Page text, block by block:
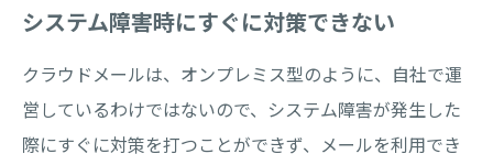
システム障害時にすぐに対策できない
クラウドメールは、オンプレミス型のように、自社で運
営しているわけではないので、システム障害が発生した
際にすぐに対策を打つことができず、メールを利用でき